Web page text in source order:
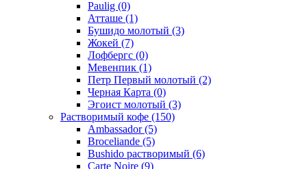
Paulig (0)
Атташе (1)
Бушидо молотый (3)
Жокей (7)
Лофбергс (0)
Мевенпик (1)
Петр Первый молотый (2)
Черная Карта (0)
Эгоист молотый (3)
Растворимый кофе (150)
Ambassador(5)
Broceliande (5)
Bushido растворимый (6)
Carte Noire (9)